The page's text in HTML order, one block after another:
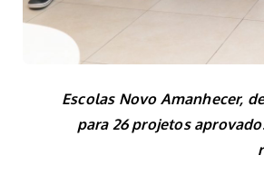
Escolas Novo Amanhecer,
para 26 projetos